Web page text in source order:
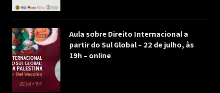
Aula sobre Direito Internacional a
partir do Sul Global – 22 de julho, às
19h – online